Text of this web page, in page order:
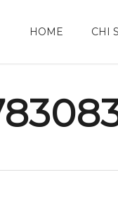
HOME CHI